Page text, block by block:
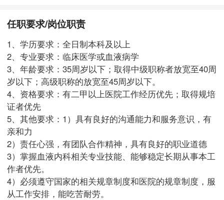
任职要求/岗位职责
1、学历要求：全日制本科及以上
2、专业要求：临床医学或血液病学
3、年龄要求：35周岁以下；取得中级职称者放宽至40周
岁以下；高级职称的放宽至45周岁以下。
4、资格要求：有二甲以上医院工作经历优先；取得规培
证者优先
5、其他要求：1）具有良好的沟通能力和服务意识，有
亲和力
2）责任心强，有团队合作精神，具有良好的职业道德
3）掌握血液内科相关专业技能、能够稳定长期从事本工
作者优先。
4）必须遵守国家的相关规章制度和医院的规章制度，服
从工作安排，能吃苦耐劳。